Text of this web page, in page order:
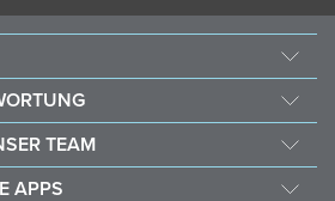
Vitameal
TEAM
APPS